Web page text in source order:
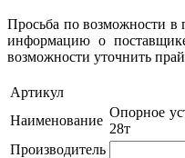
Просьба по возможности в
информацию о
возможности уточнить
Артикул
Наименование
Опорное
28т
Производитель